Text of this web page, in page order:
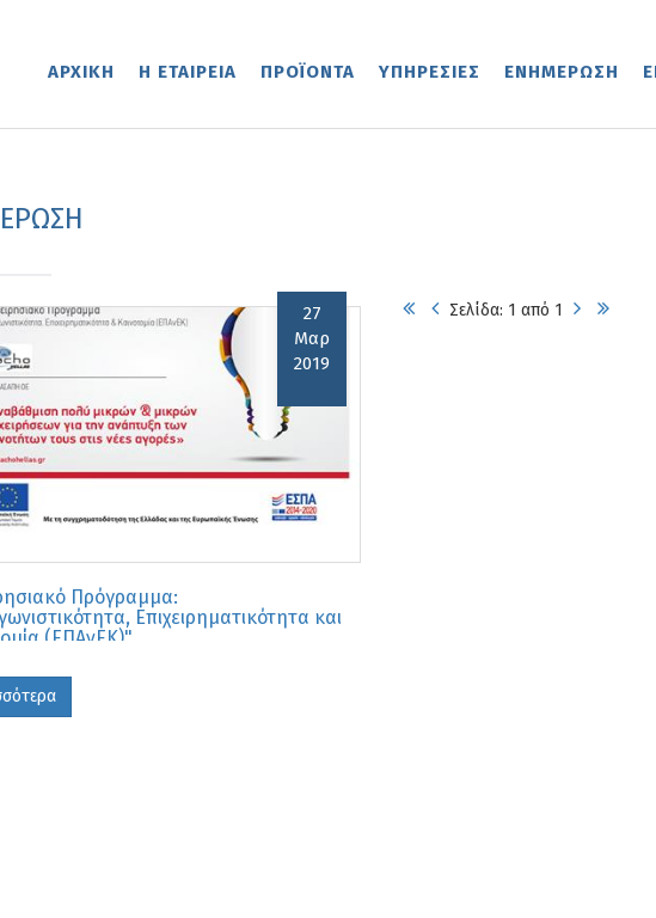
ΑΡΧΙΚΗ Η ΕΤΑΙΡΕΙΑ ΠΡΟΪΟΝΤΑ ΥΠΗΡΕΣΙΕΣ ΕΝΗΜΕΡΩΣΗ
27
Μαρ
2019
Πρόγραμμα:
Επιχειρηματικότητα και
(ΕΠΑνΕΚ)"
Σελίδα: 1 από 1